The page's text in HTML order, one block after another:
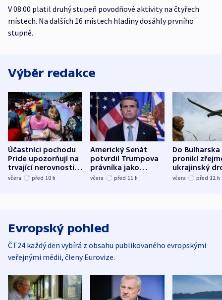
V 08:00 platil druhý stupeň povodňové aktivity na čtyřech
místech. Na dalších 16 místech hladiny dosáhly prvního
stupně.
Výběr redakce
Účastníci pochodu
Pride upozorňují na
trvající nerovnosti i
společenskou
včera před 10 h
Americký Senát
potvrdil Trumpova
právníka jako
ministra
včera před 11 h
Do Bulharska
pronikl
ukrajinský
explodoval
včera před 12 h
Evropský pohled
ČT24 každý den vybírá z obsahu publikovaného evropskými
veřejnými médii, členy Eurovize.